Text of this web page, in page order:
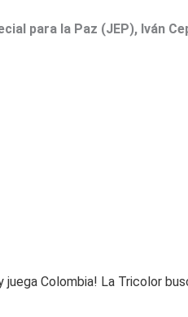
para la Paz (JEP), Iván